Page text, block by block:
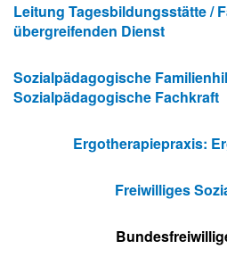
Leitung Tagesbildungsstätte /
übergreifenden Dienst
Sozialpädagogische
Sozialpädagogische Fachkraft
Ergotherapiepraxis:
Freiwilliges